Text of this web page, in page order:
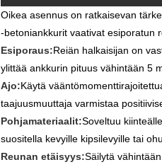
Oikea asennus on ratkaisevan
-betoniankkurit vaativat esiporatun
Esiporaus:Reiän halkaisijan on
ylittää ankkurin pituus vähintään 5
Ajo:Käytä
taajuusmuuttaja varmistaa
Pohjamateriaalit:Soveltuu
suositella kevyille kipsilevyille tai
Reunan etäisyys:Säilytä